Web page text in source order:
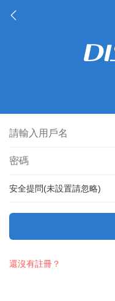
安全提問(未設置請忽略)
還沒有註冊？